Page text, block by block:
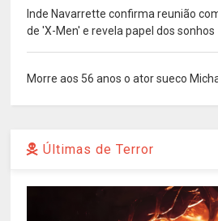
Inde Navarrette confirma reunião
de 'X-Men' e revela papel dos sonhos
Morre aos 56 anos o ator sueco
Últimas de Terror